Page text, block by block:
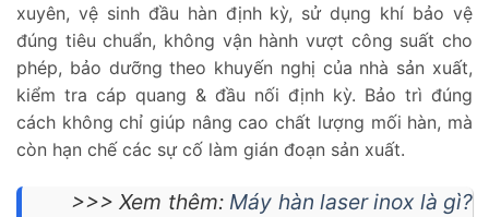
xuyên, vệ sinh đầu hàn định kỳ, sử dụng khí bảo vệ
đúng tiêu chuẩn, không vận hành vượt công suất cho
phép, bảo dưỡng theo khuyến nghị của nhà sản xuất,
kiểm tra cáp quang & đầu nối định kỳ. Bảo trì đúng
cách không chỉ giúp nâng cao chất lượng mối hàn, mà
còn hạn chế các sự cố làm gián đoạn sản xuất.
>>> Xem thêm: Máy hàn laser inox là gì?